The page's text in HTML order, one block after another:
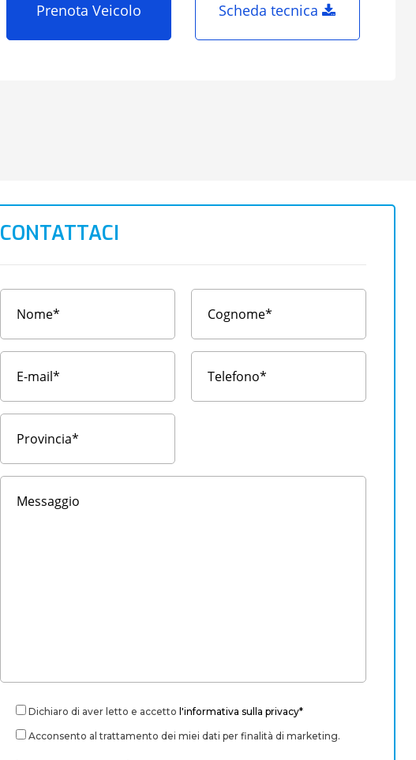
Prenota Veicolo Scheda tecnica
CONTATTACI
Dichiaro di aver letto e accetto l'informativa sulla privacy*
Acconsento al trattamento dei miei dati per finalità di marketing.